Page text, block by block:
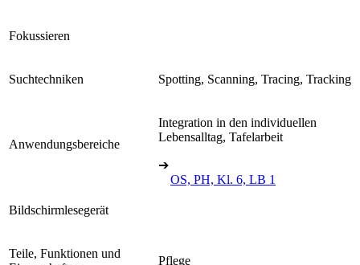
Fokussieren
Suchtechniken Spotting, Scanning, Tracing, Tracking
Anwendungsbereiche
Integration in den individuellen
Lebensalltag, Tafelarbeit
➔
OS, PH, Kl. 6, LB 1
Bildschirmlesegerät
Teile, Funktionen und
Pflege